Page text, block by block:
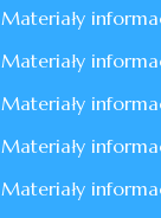
Materiały
Materiały
Materiały
Materiały
Materiały